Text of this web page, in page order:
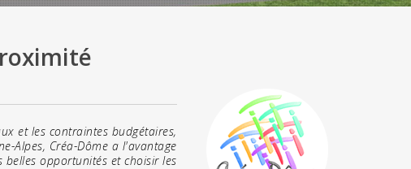
et les contraintes budgétaires,
Alpes, Créa-Dôme a l'avantage
opportunités et choisir les